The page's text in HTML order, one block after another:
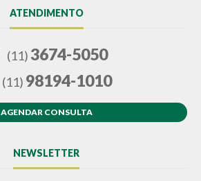
ATENDIMENTO
(11) 3674-5050
(11) 98194-1010
AGENDAR CONSULTA
NEWSLETTER